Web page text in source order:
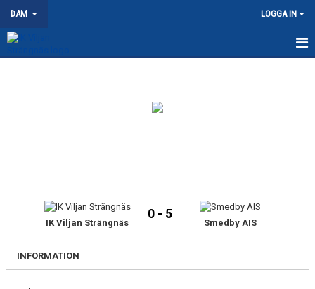
DAM LOGGA IN
DOKUMENT
KONTAKT
IK Viljan Strängnäs
0 - 5
Smedby AIS
INFORMATION